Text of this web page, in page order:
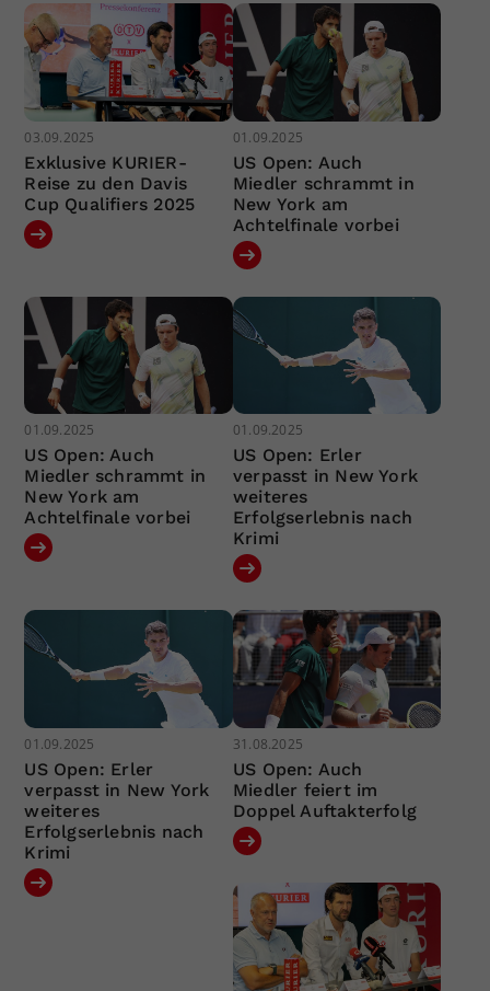
03.09.2025
Exklusive KURIER-
Reise zu den Davis
Cup Qualifiers 2025
01.09.2025
US Open: Auch
Miedler schrammt in
New York am
Achtelfinale vorbei
01.09.2025
US Open: Auch
Miedler schrammt in
New York am
Achtelfinale vorbei
01.09.2025
US Open: Erler
verpasst in New York
weiteres
Erfolgserlebnis nach
Krimi
01.09.2025
US Open: Erler
verpasst in New York
weiteres
Erfolgserlebnis nach
Krimi
31.08.2025
US Open: Auch
Miedler feiert im
Doppel Auftakterfolg